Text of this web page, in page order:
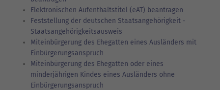
Elektronischen Aufenthaltstitel (eAT) beantragen
Feststellung der deutschen Staatsangehörigkeit -
Staatsangehörigkeitsausweis
Miteinbürgerung des Ehegatten eines Ausländers mit
Einbürgerungsanspruch
Miteinbürgerung des Ehegatten oder eines
minderjährigen Kindes eines Ausländers ohne
Einbürgerungsanspruch